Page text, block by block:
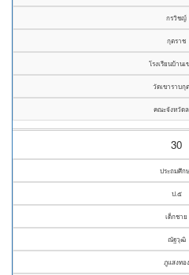
กรวิชญ์
กุตราช
โรงเรียนบ้านเ
วัดเขาราบกุ
คณะจังหวัด
30
ประถมศึก
ป.๕
เด็กชาย
ณัฐวุฒิ
ภูแสงทอง